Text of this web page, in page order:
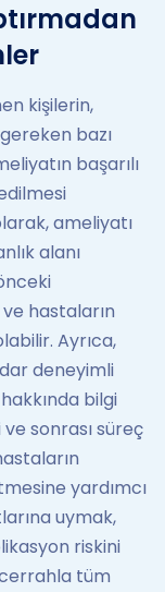
kişilerin,
bazı
başarılı
ameliyatı
alanı
hastaların
Ayrıca,
deneyimli
bilgi
sonrası süreç
yardımcı
uymak,
riskini
tüm